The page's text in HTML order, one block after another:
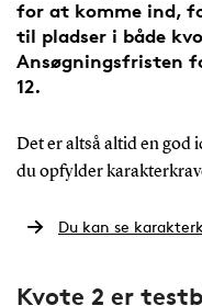
for at komme ind,
til pladser i både
Ansøgningsfristen
12.
Det er altså altid en god
du opfylder
Du kan se
Kvote 2 er